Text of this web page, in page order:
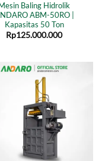
Baling Hidrolik
ABM-50RO |
Kapasitas 50 Ton
Rp125.000.000